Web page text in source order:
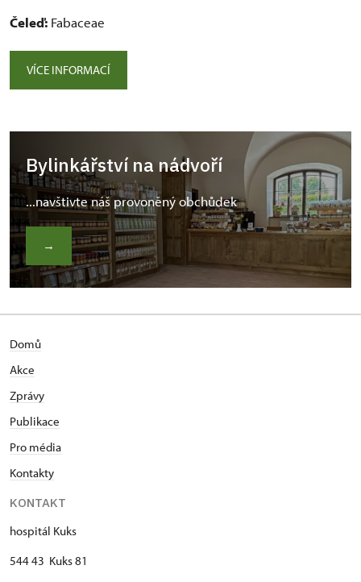
Čeleď: Fabaceae
VÍCE INFORMACÍ
Bylinkářství na nádvoří
...navštivte náš provoněný obchůdek
→
Domů
Akce
Zprávy
Publikace
Pro média
Kontakty
KONTAKT
hospitál Kuks
544 43 Kuks 81